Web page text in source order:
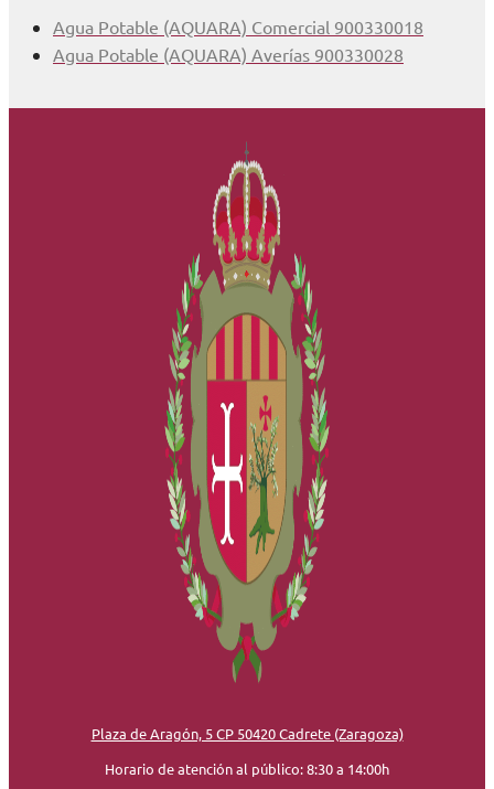
Agua Potable (AQUARA) Comercial 900330018
Agua Potable (AQUARA) Averías 900330028
Plaza de Aragón, 5 CP 50420 Cadrete (Zaragoza)
Horario de atención al público: 8:30 a 14:00h